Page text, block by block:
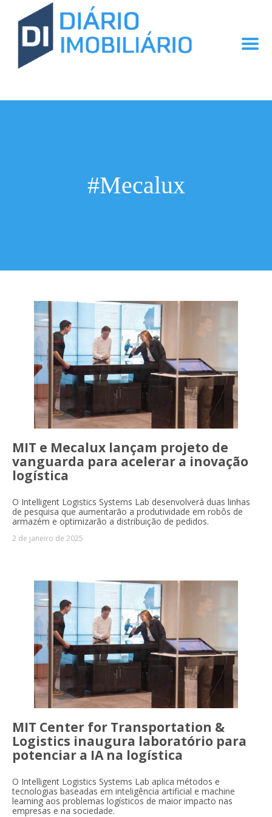
#Mecalux
MIT e Mecalux lançam projeto de
vanguarda para acelerar a inovação
logística
O Intelligent Logistics Systems Lab desenvolverá duas linhas
de pesquisa que aumentarão a produtividade em robôs de
armazém e optimizarão a distribuição de pedidos.
2 de janeiro de 2025
MIT Center for Transportation &
Logistics inaugura laboratório para
potenciar a IA na logística
O Intelligent Logistics Systems Lab aplica métodos e
tecnologias baseadas em inteligência artificial e machine
learning aos problemas logísticos de maior impacto nas
empresas e na sociedade.